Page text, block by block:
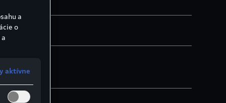
a
o
aktívne